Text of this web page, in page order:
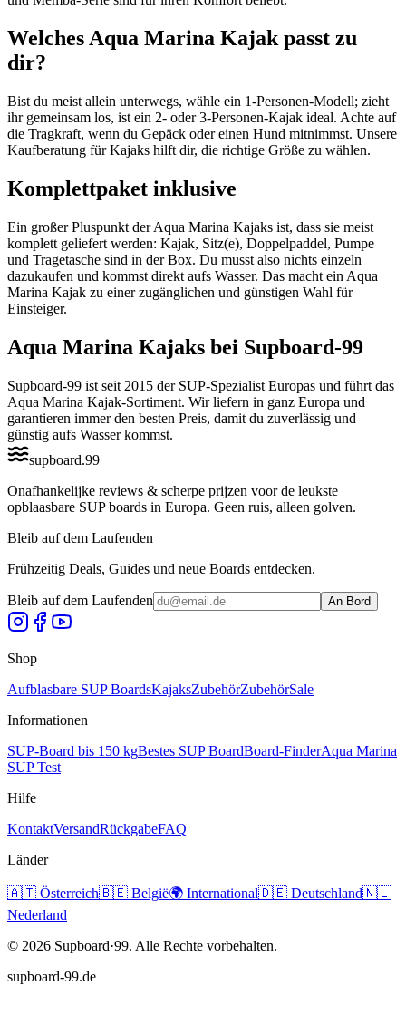
Welches Aqua Marina Kajak passt zu
dir?
Bist du meist allein unterwegs, wähle ein 1-Personen-Modell; zieht
ihr gemeinsam los, ist ein 2- oder 3-Personen-Kajak ideal. Achte auf
die Tragkraft, wenn du Gepäck oder einen Hund mitnimmst. Unsere
Kaufberatung für Kajaks hilft dir, die richtige Größe zu wählen.
Komplettpaket inklusive
Ein großer Pluspunkt der Aqua Marina Kajaks ist, dass sie meist
komplett geliefert werden: Kajak, Sitz(e), Doppelpaddel, Pumpe
und Tragetasche sind in der Box. Du musst also nichts einzeln
dazukaufen und kommst direkt aufs Wasser. Das macht ein Aqua
Marina Kajak zu einer zugänglichen und günstigen Wahl für
Einsteiger.
Aqua Marina Kajaks bei Supboard-99
Supboard-99 ist seit 2015 der SUP-Spezialist Europas und führt das
Aqua Marina Kajak-Sortiment. Wir liefern in ganz Europa und
garantieren immer den besten Preis, damit du zuverlässig und
günstig aufs Wasser kommst.
supboard.99
Onafhankelijke reviews & scherpe prijzen voor de leukste
opblaasbare SUP boards in Europa. Geen ruis, alleen golven.
Bleib auf dem Laufenden
Frühzeitig Deals, Guides und neue Boards entdecken.
Bleib auf dem Laufenden An Bord
Shop
Aufblasbare SUP BoardsKajaksZubehörZubehörSale
Informationen
SUP-Board bis 150 kgBestes SUP BoardBoard-FinderAqua Marina
SUP Test
Hilfe
KontaktVersandRückgabeFAQ
Länder
🇦🇹 Österreich🇧🇪 België🌍 International🇩🇪 Deutschland🇳🇱
Nederland
© 2026 Supboard·99. Alle Rechte vorbehalten.
supboard-99.de